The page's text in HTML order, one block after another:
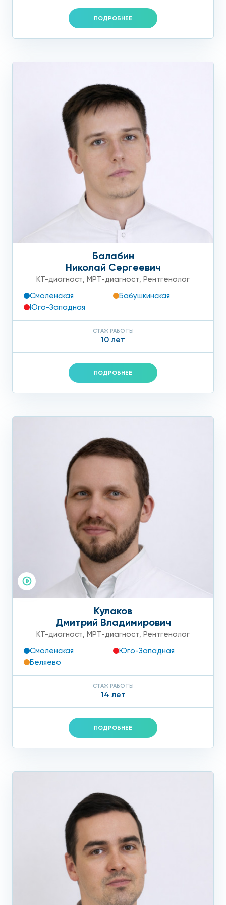
ПОДРОБНЕЕ
Балабин
Николай Сергеевич
КТ-диагност, МРТ-диагност, Рентгенолог
Смоленская
Бабушкинская
Юго-Западная
СТАЖ РАБОТЫ
10 лет
ПОДРОБНЕЕ
Кулаков
Дмитрий Владимирович
КТ-диагност, МРТ-диагност, Рентгенолог
Смоленская
Юго-Западная
Беляево
СТАЖ РАБОТЫ
14 лет
ПОДРОБНЕЕ